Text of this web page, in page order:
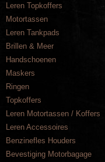
Leren Topkoffers
Motortassen
Leren Tankpads
Brillen & Meer
Handschoenen
Maskers
Ringen
Topkoffers
Leren Motortassen / Koffers
Leren Accessoires
Benzinefles Houders
Bevestiging Motorbagage